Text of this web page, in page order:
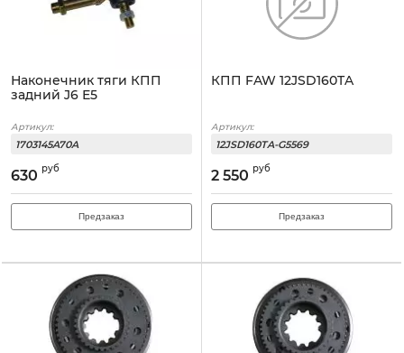
Наконечник тяги КПП
задний J6 Е5
Артикул:
1703145A70A
630 руб
Предзаказ
КПП FAW 12JSD160TA
Артикул:
12JSD160TA-G5569
2 550 руб
Предзаказ